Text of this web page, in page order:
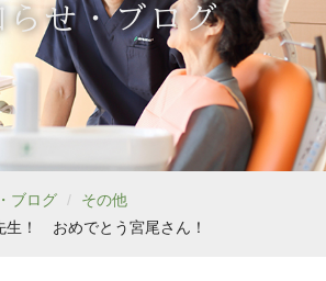
らせ・ブログ
ブログ
その他
生！ おめでとう宮尾さん！